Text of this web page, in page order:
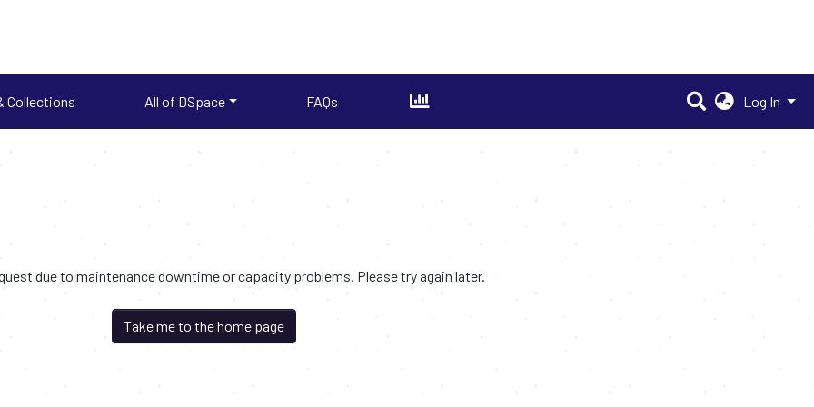
Collections All of DSpace FAQs Log In
due to maintenance downtime or capacity problems. Please try again later.
Take me to the home page